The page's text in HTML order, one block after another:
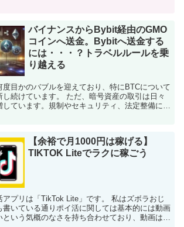
バイナンスからBybit経由のGMO
コインへ送金。Bybitへ送金する
には・・・？トラベルルールを乗
り越える
目かのバブルを迎えており、特にBTCについて
し続けています。 ただ、暗号資産の取引は日々
ています。規制やセキュリティ、法定整備につ
【余裕で月1000円は稼げる】
TIKTOK Liteでラクに稼ごう
プリは「TikTok Lite」です。 私はズボラおじ
書いている通りポイ活に関しては基本的には動画
いう気概のなさを持ち合わせており、動画は再